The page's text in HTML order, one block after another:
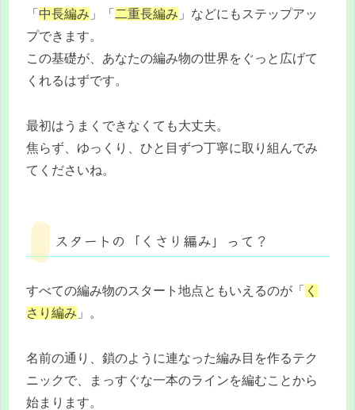
「 中長編み 」「 二重長編み 」などにもステップアッ
プできます。
この基礎が、あなたの編み物の世界をぐっと広げて
くれるはずです。
最初はうまくできなくても大丈夫。
焦らず、ゆっくり、ひと目ずつ丁寧に取り組んでみ
てくださいね。
スタートの「くさり編み」って？
すべての編み物のスタート地点ともいえるのが「 く
さり編み 」。
名前の通り、鎖のように連なった編み目を作るテク
ニックで、まっすぐな一本のラインを編むことから
始まります。